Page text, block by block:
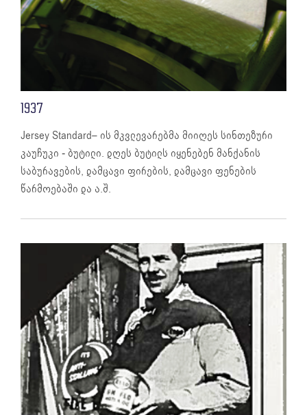
1937
Jersey Standard– ის მკვლევარებმა მიიღეს სინთეზური
კაუჩუკი - ბუტილი. დღეს ბუტილს იყენებენ მანქანის
საბურავების, დამცავი ფირების, დამცავი ფენების
წარმოებაში და ა.შ.